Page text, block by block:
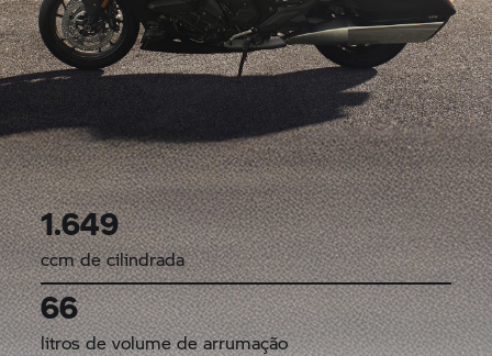
1.649
ccm de cilindrada
66
litros de volume de arrumação